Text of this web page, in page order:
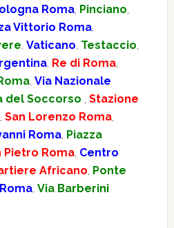
Roma, Pinciano,
Vittorio Roma,
, Vaticano, Testaccio,
, Re di Roma,
, Via Nazionale
del Soccorso , Stazione
, San Lorenzo Roma,
Roma, Piazza
Pietro Roma, Centro
Africano, Ponte
, Via Barberini